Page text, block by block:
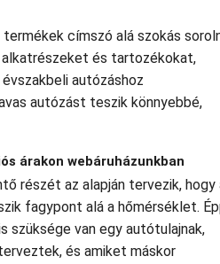
címszó alá szokás
és tartozékokat,
autózáshoz
autózást teszik könnyebbé,
árakon webáruházunkban
részét az alapján tervezik, hogy
fagypont alá a hőmérséklet.
szüksége van egy autótulajnak,
és amiket máskor